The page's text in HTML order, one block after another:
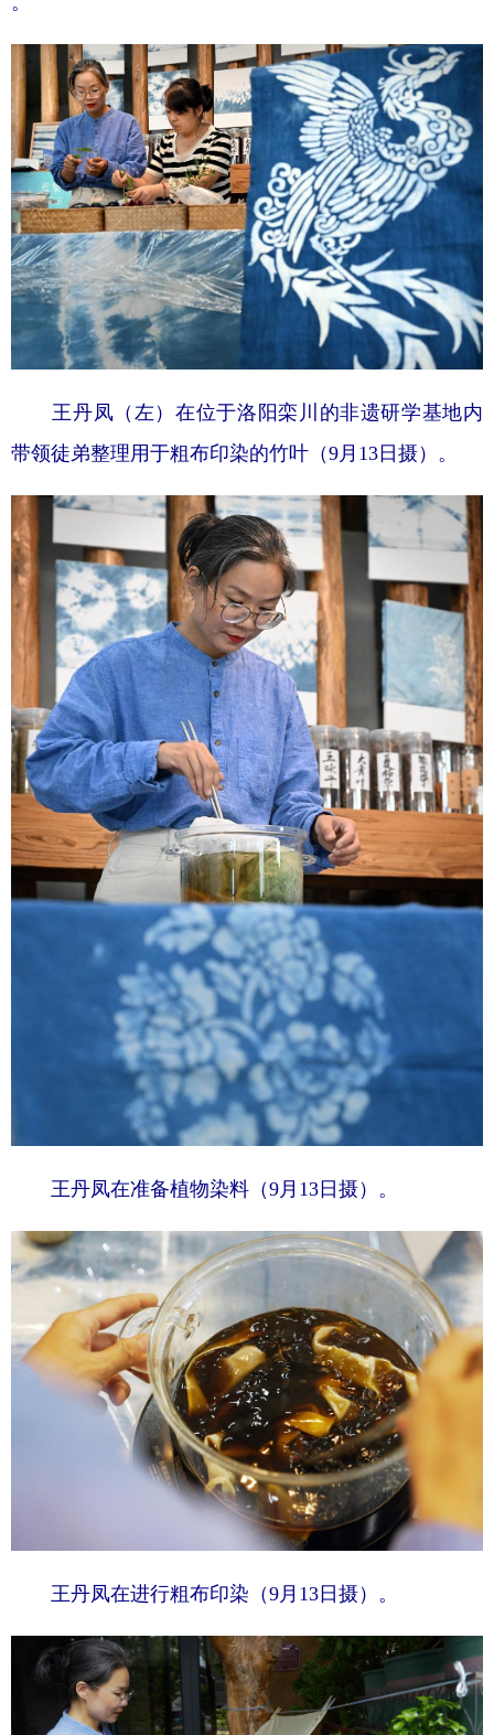
王丹凤（左）在位于洛阳栾川的非遗研学基地内
带领徒弟整理用于粗布印染的竹叶（9月13日摄）。
王丹凤在准备植物染料（9月13日摄）。
王丹凤在进行粗布印染（9月13日摄）。